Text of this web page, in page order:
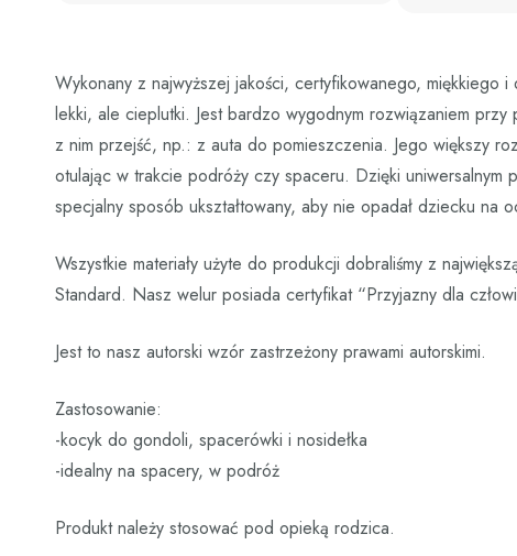
Wykonany z najwyższej jakości, certyfikowanego, miękkiego
lekki, ale cieplutki. Jest bardzo wygodnym rozwiązaniem
z nim przejść, np.: z auta do pomieszczenia. Jego większy
otulając w trakcie podróży czy spaceru. Dzięki
specjalny sposób ukształtowany, aby nie opadał dziecku na
Wszystkie materiały użyte do produkcji dobraliśmy z
Standard. Nasz welur posiada certyfikat “Przyjazny dla
Jest to nasz autorski wzór zastrzeżony prawami autorskimi.
Zastosowanie:
-kocyk do gondoli, spacerówki i nosidełka
-idealny na spacery, w podróż
Produkt należy stosować pod opieką rodzica.